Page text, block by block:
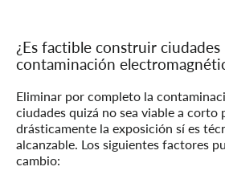
¿Es factible construir ciudades
contaminación
Eliminar por completo la
ciudades quizá no sea viable a corto
drásticamente la exposición sí es
alcanzable. Los siguientes factores
cambio: